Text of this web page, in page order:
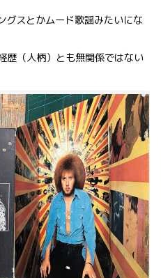
グスとかムード歌謡みたいにな
歴（人柄）とも無関係ではない